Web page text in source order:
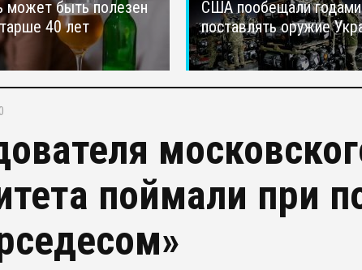
может быть полезен
40 лет
США пообещали годами
поставлять оружие
поймали при